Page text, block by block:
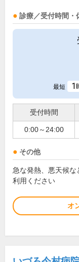
診療／受付時間・
最短 1
受付時間
0:00～24:00
その他
急な発熱、悪天候
利用ください
オ